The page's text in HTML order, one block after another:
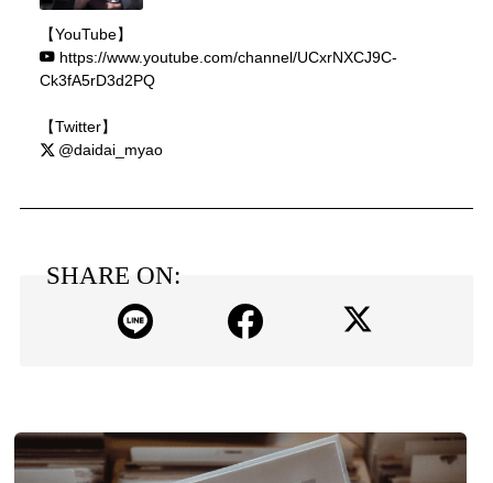
【YouTube】
https://www.youtube.com/channel/UCxrNXCJ9C-
Ck3fA5rD3d2PQ
【Twitter】
@daidai_myao
SHARE ON: